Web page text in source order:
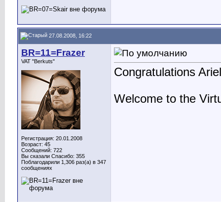
27.08.2008, 16:22
BR=11=Frazer
VAT "Berkuts"
Регистрация: 20.01.2008
Возраст: 45
Сообщений: 722
Вы сказали Спасибо: 355
Поблагодарили 1,306 раз(а) в 347
сообщениях
Congratulations
Welcome to the